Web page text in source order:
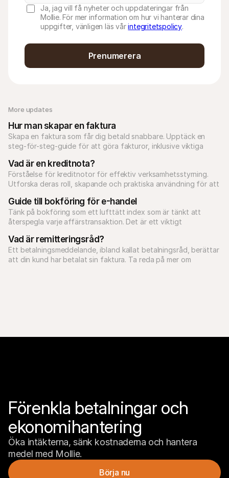
More updates
Hur man skapar en faktura
Skapa en faktura som får dig betald snabbare. Upptäck en
steg-för-steg-guide för att göra fakturor, inklusive viktiga
Vad är en kreditnota?
Förståelse för kreditnotor för effektiv verksamhetsstyrning.
Utforska deras roll, skapande och praktiska användning för att
Guide till bokföring för e-handel
Tänk på bokföring som ett lufttätt index som är tänkt att
återspegla varje affärstransaktion. Det är ett viktigt
Vad är remitteringsråd?
Ett betalningsmeddelande, ibland kallat betalningsråd, berättar
att din kund har betalat sin faktura. Ta reda på mer om
Ja, jag vill få nyheter och uppdateringar från
Mollie. För mer information om hur vi hanterar dina
uppgifter, vänligen läs vårintegritetspolicy.
Prenumerera
Förenkla betalningar och
ekonomihantering
Öka intäkterna, sänk kostnaderna och hantera
medel med Mollie.
Börja nu